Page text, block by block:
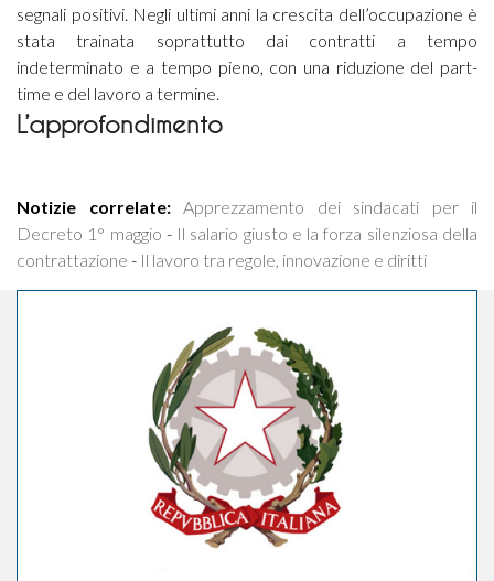
segnali positivi. Negli ultimi anni la crescita dell’occupazione è
stata trainata soprattutto dai contratti a tempo
indeterminato e a tempo pieno, con una riduzione del part-
time e del lavoro a termine.
L’approfondimento
Notizie correlate:
Apprezzamento dei sindacati per il
Decreto 1° maggio - Il salario giusto e la forza silenziosa della
contrattazione - Il lavoro tra regole, innovazione e diritti